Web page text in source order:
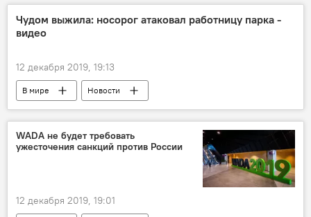
Чудом выжила: носорог атаковал работницу парка -
видео
12 декабря 2019, 19:13
В мире Новости
WADA не будет требовать
ужесточения санкций против России
12 декабря 2019, 19:01